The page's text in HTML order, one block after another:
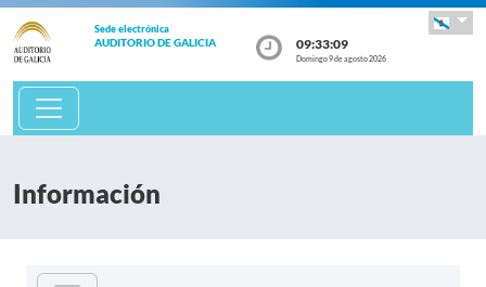
Sede electrónica
AUDITORIO DE GALICIA 09:33:09
Domingo 9 de agosto 2026
Información